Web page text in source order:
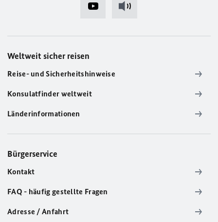
Weltweit sicher reisen
Reise- und Sicherheitshinweise
Konsulatfinder weltweit
Länderinformationen
Bürgerservice
Kontakt
FAQ - häufig gestellte Fragen
Adresse / Anfahrt